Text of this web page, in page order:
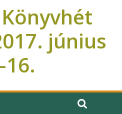
június